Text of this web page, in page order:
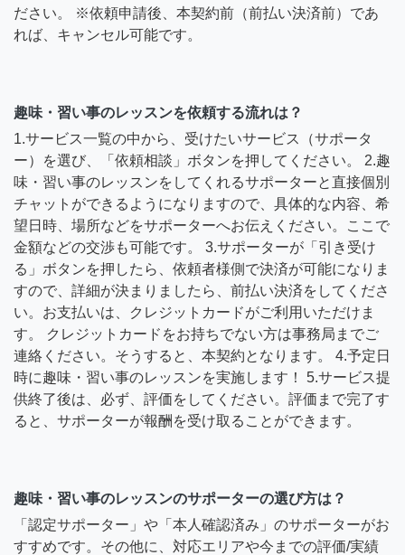
ださい。 ※依頼申請後、本契約前（前払い決済前）であ
れば、キャンセル可能です。
趣味・習い事のレッスンを依頼する流れは？
1.サービス一覧の中から、受けたいサービス（サポータ
ー）を選び、「依頼相談」ボタンを押してください。 2.趣
味・習い事のレッスンをしてくれるサポーターと直接個別
チャットができるようになりますので、具体的な内容、希
望日時、場所などをサポーターへお伝えください。ここで
金額などの交渉も可能です。 3.サポーターが「引き受け
る」ボタンを押したら、依頼者様側で決済が可能になりま
すので、詳細が決まりましたら、前払い決済をしてくださ
い。お支払いは、クレジットカードがご利用いただけま
す。 クレジットカードをお持ちでない方は事務局までご
連絡ください。そうすると、本契約となります。 4.予定日
時に趣味・習い事のレッスンを実施します！ 5.サービス提
供終了後は、必ず、評価をしてください。評価まで完了す
ると、サポーターが報酬を受け取ることができます。
趣味・習い事のレッスンのサポーターの選び方は？
「認定サポーター」や「本人確認済み」のサポーターがお
すすめです。その他に、対応エリアや今までの評価/実績